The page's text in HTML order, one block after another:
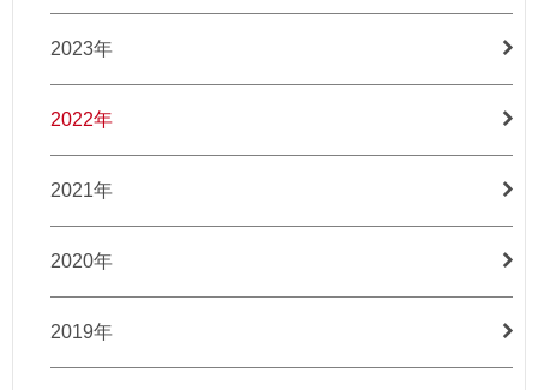
2023年
2022年
2021年
2020年
2019年